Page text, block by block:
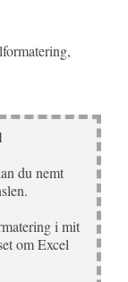
du nemt
i mit
om Excel